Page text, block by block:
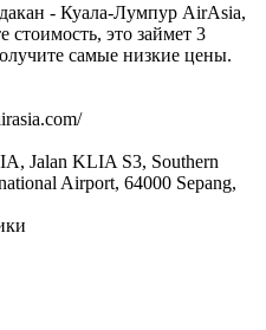
- Куала-Лумпур AirAsia,
это займет 3
самые низкие цены.
Jalan KLIA S3, Southern
Airport, 64000 Sepang,